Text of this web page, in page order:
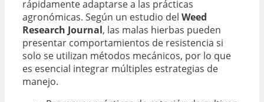
rápidamente adaptarse a las prácticas
agronómicas. Según un estudio del Weed
Research Journal, las malas hierbas pueden
presentar comportamientos de resistencia si
solo se utilizan métodos mecánicos, por lo que
es esencial integrar múltiples estrategias de
manejo.